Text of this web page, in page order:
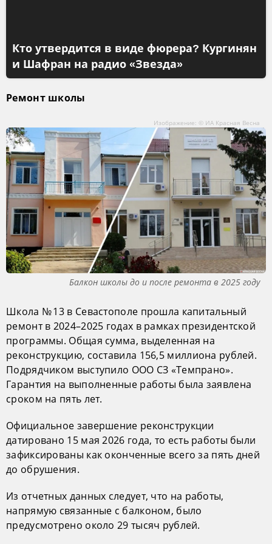
Кто утвердится в виде фюрера? Кургинян
и Шафран на радио «Звезда»
Ремонт школы
Изображение: © ИА Красная Весна
Балкон школы до и после ремонта в 2025 году
Школа № 13 в Севастополе прошла капитальный
ремонт в 2024–2025 годах в рамках президентской
программы. Общая сумма, выделенная на
реконструкцию, составила 156,5 миллиона рублей.
Подрядчиком выступило ООО СЗ «Темпрано».
Гарантия на выполненные работы была заявлена
сроком на пять лет.
Официальное завершение реконструкции
датировано 15 мая 2026 года, то есть работы были
зафиксированы как оконченные всего за пять дней
до обрушения.
Из отчетных данных следует, что на работы,
напрямую связанные с балконом, было
предусмотрено около 29 тысяч рублей.